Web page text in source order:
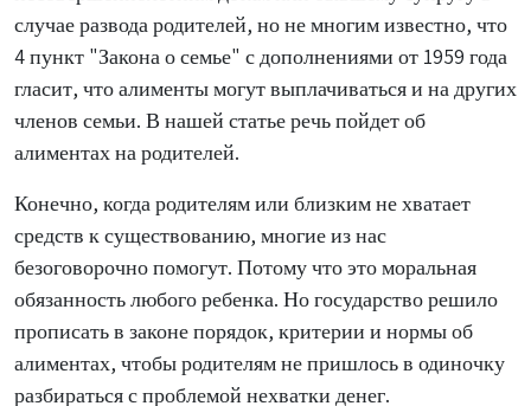
случае развода родителей, но не многим известно, что
4 пункт "Закона о семье" с дополнениями от 1959 года
гласит, что алименты могут выплачиваться и на других
членов семьи. В нашей статье речь пойдет об
алиментах на родителей.
Конечно, когда родителям или близким не хватает
средств к существованию, многие из нас
безоговорочно помогут. Потому что это моральная
обязанность любого ребенка. Но государство решило
прописать в законе порядок, критерии и нормы об
алиментах, чтобы родителям не пришлось в одиночку
разбираться с проблемой нехватки денег.